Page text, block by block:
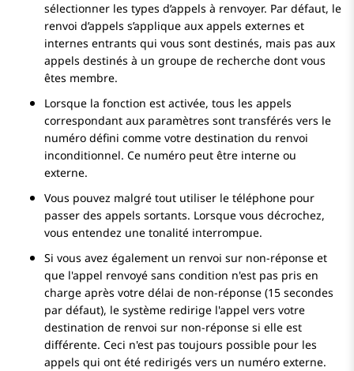
sélectionner les types d’appels à renvoyer. Par défaut, le
renvoi d’appels s’applique aux appels externes et
internes entrants qui vous sont destinés, mais pas aux
appels destinés à un groupe de recherche dont vous
êtes membre.
Lorsque la fonction est activée, tous les appels
correspondant aux paramètres sont transférés vers le
numéro défini comme votre destination du renvoi
inconditionnel. Ce numéro peut être interne ou
externe.
Vous pouvez malgré tout utiliser le téléphone pour
passer des appels sortants. Lorsque vous décrochez,
vous entendez une tonalité interrompue.
Si vous avez également un renvoi sur non-réponse et
que l'appel renvoyé sans condition n'est pas pris en
charge après votre délai de non-réponse (15 secondes
par défaut), le système redirige l'appel vers votre
destination de renvoi sur non-réponse si elle est
différente. Ceci n'est pas toujours possible pour les
appels qui ont été redirigés vers un numéro externe.